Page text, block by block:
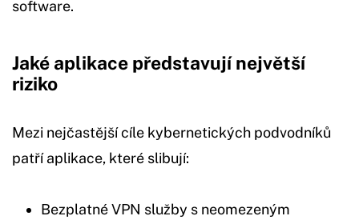
software.
Jaké aplikace představují největší
riziko
Mezi nejčastější cíle kybernetických podvodníků
patří aplikace, které slibují:
Bezplatné VPN služby s neomezeným